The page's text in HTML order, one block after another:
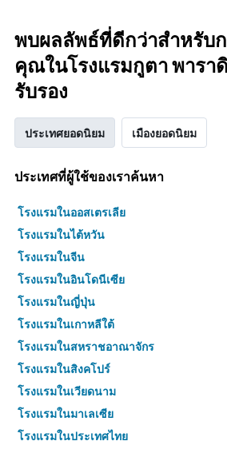
พบผลลัพธ์ที่ดีกว่าสำหรับ
คุณในโรงแรมกูตา พารา
รับรอง
ประเทศยอดนิยม เมืองยอดนิยม
ประเทศที่ผู้ใช้ของเราค้นหา
โรงแรมในออสเตรเลีย
โรงแรมในไต้หวัน
โรงแรมในจีน
โรงแรมในอินโดนีเซีย
โรงแรมในญี่ปุ่น
โรงแรมในเกาหลีใต้
โรงแรมในสหราชอาณาจักร
โรงแรมในสิงคโปร์
โรงแรมในเวียดนาม
โรงแรมในมาเลเซีย
โรงแรมในประเทศไทย